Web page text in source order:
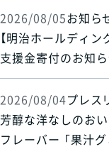
2026/08/05お知ら
【明治ホールディ
支援金寄付のお知
2026/08/04プレス
芳醇な洋なしのお
フレーバー 「果汁